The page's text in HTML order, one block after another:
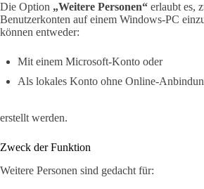
Die Option „Weitere Personen“ erlaubt es,
Benutzerkonten auf einem Windows-PC
können entweder:
Mit einem Microsoft-Konto oder
Als lokales Konto ohne Online-
erstellt werden.
Zweck der Funktion
Weitere Personen sind gedacht für: